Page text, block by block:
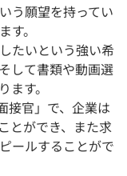
う願望を持ってい
。
たいという強い希
して書類や動画選
す。
接官」で、企業は
とができ、また求
ールすることがで